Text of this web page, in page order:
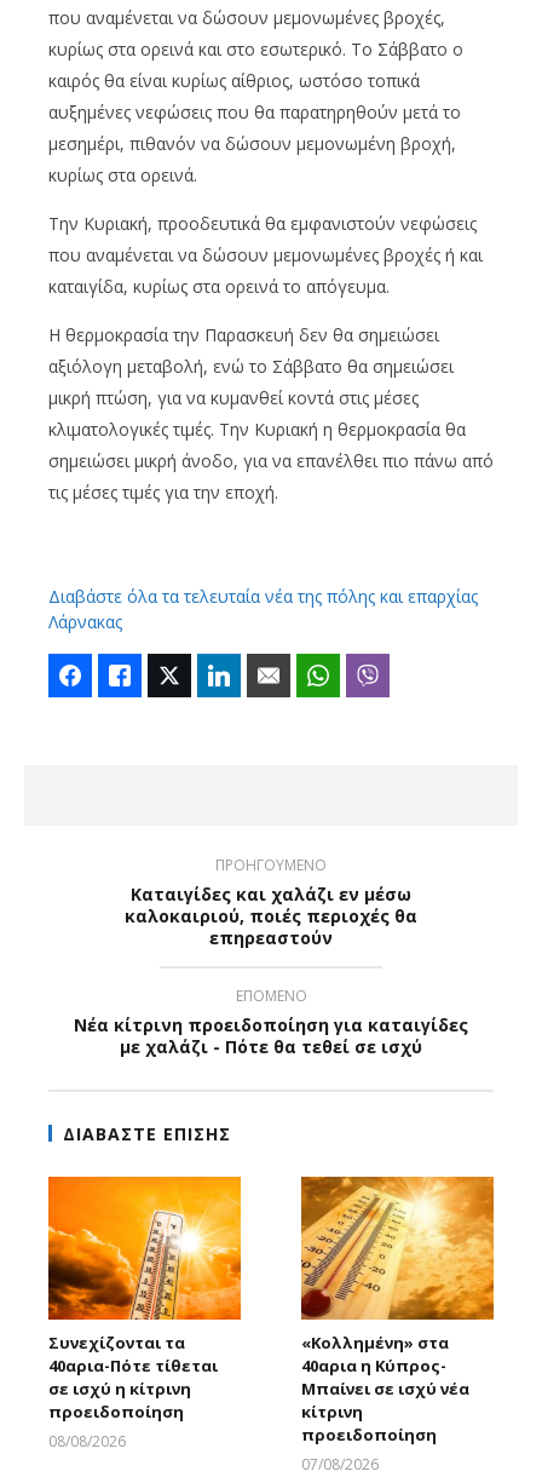
που αναμένεται να δώσουν μεμονωμένες βροχές,
κυρίως στα ορεινά και στο εσωτερικό. Το Σάββατο ο
καιρός θα είναι κυρίως αίθριος, ωστόσο τοπικά
αυξημένες νεφώσεις που θα παρατηρηθούν μετά το
μεσημέρι, πιθανόν να δώσουν μεμονωμένη βροχή,
κυρίως στα ορεινά.
Την Κυριακή, προοδευτικά θα εμφανιστούν νεφώσεις
που αναμένεται να δώσουν μεμονωμένες βροχές ή και
καταιγίδα, κυρίως στα ορεινά το απόγευμα.
Η θερμοκρασία την Παρασκευή δεν θα σημειώσει
αξιόλογη μεταβολή, ενώ το Σάββατο θα σημειώσει
μικρή πτώση, για να κυμανθεί κοντά στις μέσες
κλιματολογικές τιμές. Την Κυριακή η θερμοκρασία θα
σημειώσει μικρή άνοδο, για να επανέλθει πιο πάνω από
τις μέσες τιμές για την εποχή.
Διαβάστε όλα τα τελευταία νέα της πόλης και επαρχίας
Λάρνακας
FacebookLike Twitter LinkedIn Email WhatsApp
ΠΡΟΗΓΟΥΜΕΝΟ
Καταιγίδες και χαλάζι εν μέσω
καλοκαιριού, ποιές περιοχές θα
επηρεαστούν
ΕΠΟΜΕΝΟ
Νέα κίτρινη προειδοποίηση για καταιγίδες
με χαλάζι - Πότε θα τεθεί σε ισχύ
ΔΙΑΒΑΣΤΕ ΕΠΙΣΗΣ
Συνεχίζονται τα
40αρια-Πότε τίθεται
σε ισχύ η κίτρινη
προειδοποίηση
08/08/2026
«Κολλημένη» στα
40αρια η Κύπρος-
Μπαίνει σε ισχύ νέα
κίτρινη
προειδοποίηση
07/08/2026